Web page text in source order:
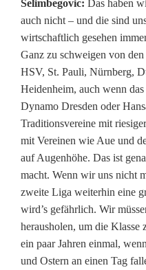
Selimbegovic: Das haben
auch nicht – und die sind
wirtschaftlich gesehen
Ganz zu schweigen von
HSV, St. Pauli, Nürnberg,
Heidenheim, auch wenn
Dynamo Dresden oder
Traditionsvereine mit
mit Vereinen wie Aue und
auf Augenhöhe. Das ist
macht. Wenn wir uns nicht
zweite Liga weiterhin eine
wird’s gefährlich. Wir
herausholen, um die
ein paar Jahren einmal,
und Ostern an einen Tag